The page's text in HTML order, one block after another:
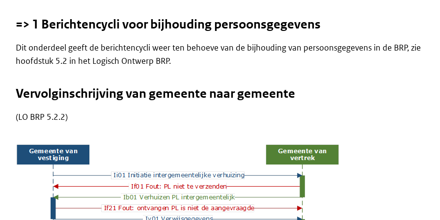
=> 1 Berichtencycli voor bijhouding persoonsgegevens
Dit onderdeel geeft de berichtencycli weer ten behoeve van de bijhouding van persoonsgegevens in de BRP, zie
hoofdstuk 5.2 in het Logisch Ontwerp BRP.
Vervolginschrijving van gemeente naar gemeente
(LO BRP 5.2.2)